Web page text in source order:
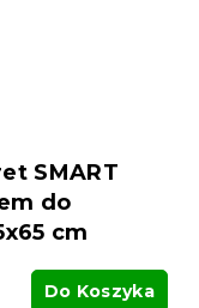
SMART
do
cm
Do Koszyka